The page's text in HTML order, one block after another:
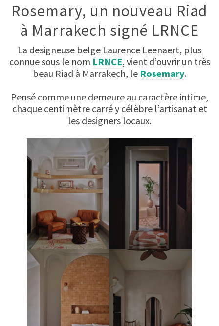
Rosemary, un nouveau Riad
à Marrakech signé LRNCE
La designeuse belge Laurence Leenaert, plus
connue sous le nom LRNCE, vient d’ouvrir un très
beau Riad à Marrakech, le Rosemary.
Pensé comme une demeure au caractère intime,
chaque centimètre carré y célèbre l’artisanat et
les designers locaux.